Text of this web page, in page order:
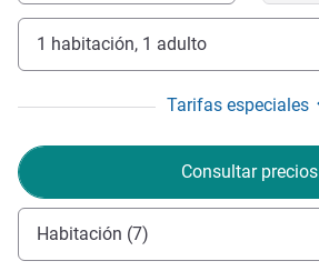
1 habitación, 1 adulto
Tarifas especiales
Consultar precios
Habitación (7)